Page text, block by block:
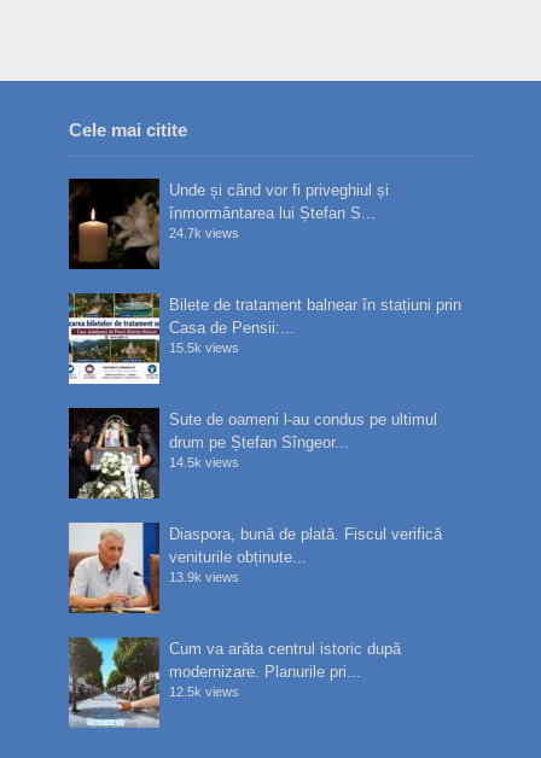
Cele mai citite
Unde și când vor fi priveghiul și
înmormântarea lui Ștefan S...
24.7k views
Bilete de tratament balnear în stațiuni prin
Casa de Pensii:...
15.5k views
Sute de oameni l-au condus pe ultimul
drum pe Ștefan Sîngeor...
14.5k views
Diaspora, bună de plată. Fiscul verifică
veniturile obținute...
13.9k views
Cum va arăta centrul istoric după
modernizare. Planurile pri...
12.5k views